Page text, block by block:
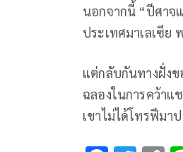
นอกจากนี้ “ปีศาจ
ประเทศมาเลเซีย
แต่กลับกันทางฝั่ง
ฉลองในการคว้าแ
เขาไม่ได้โทรฟีมา